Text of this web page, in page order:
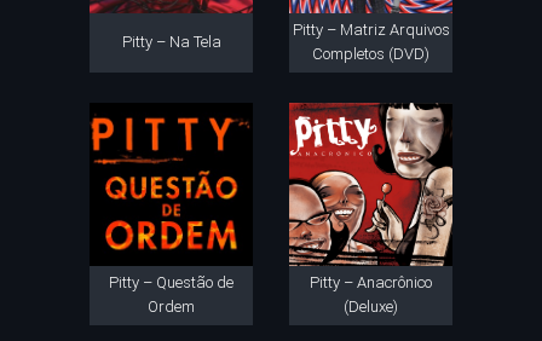
Pitty – Na Tela
Pitty – Matriz Arquivos
Completos (DVD)
Pitty – Questão de
Ordem
Pitty – Anacrônico
(Deluxe)